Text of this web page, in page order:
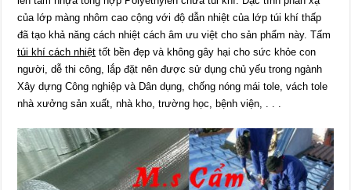
của lớp màng nhôm cao cộng với độ dẫn nhiệt của lớp túi khí thấp
đã tạo khả năng cách nhiệt cách âm ưu việt cho sản phẩm này. Tấm
túi khí cách nhiệt tốt bền đẹp và không gây hại cho sức khỏe con
người, dễ thi công, lắp đặt nên được sử dụng chủ yếu trong ngành
Xây dựng Công nghiệp và Dân dụng, chống nóng mái tole, vách tole
nhà xưởng sản xuất, nhà kho, trường học, bệnh viện, . . .